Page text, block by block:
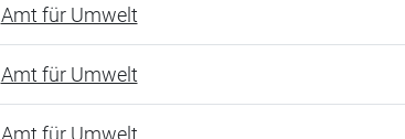
Amt für Umwelt
Amt für Umwelt
Amt für Umwelt